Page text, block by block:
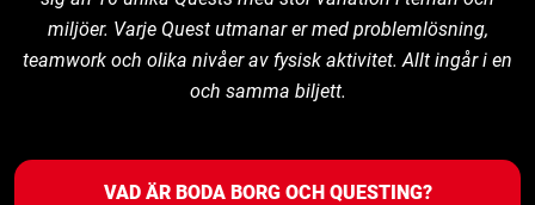
miljöer. Varje Quest utmanar er med problemlösning,
teamwork och olika nivåer av fysisk aktivitet. Allt ingår i en
och samma biljett.
VAD ÄR BODA BORG OCH QUESTING?